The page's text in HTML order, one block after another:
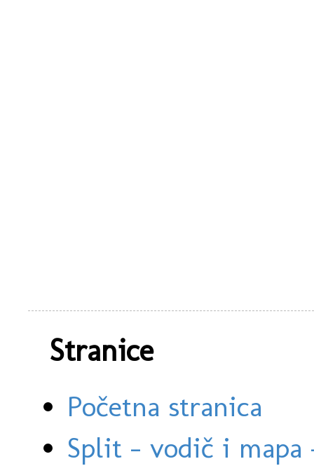
Stranice
Početna stranica
Split - vodič i